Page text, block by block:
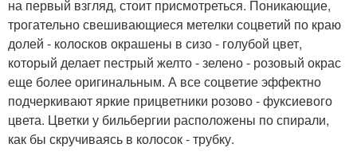
на первый взгляд, стоит присмотреться. Поникающие,
трогательно свешивающиеся метелки соцветий по краю
долей - колосков окрашены в сизо - голубой цвет,
который делает пестрый желто - зелено - розовый окрас
еще более оригинальным. А все соцветие эффектно
подчеркивают яркие прицветники розово - фуксиевого
цвета. Цветки у бильбергии расположены по спирали,
как бы скручиваясь в колосок - трубку.